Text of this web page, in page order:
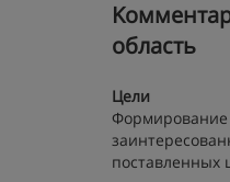
область
Цели
Формирование
поставленных